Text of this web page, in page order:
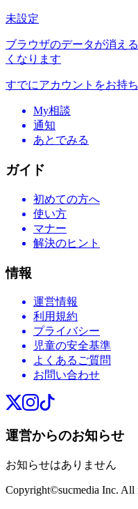
未設定
ブラウザのデータが消え
くなります
すでにアカウントをお持
My相談
通知
あとでみる
ガイド
初めての方へ
使い方
マナー
解決のヒント
情報
運営情報
利用規約
プライバシー
児童の安全基準
よくあるご質問
お問い合わせ
運営からのお知らせ
お知らせはありません
Copyright©sucmedia Inc. All